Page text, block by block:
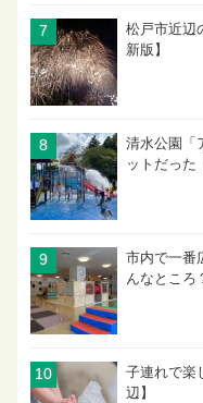
松戸市近辺
新版】
清水公園「
ットだった
市内で一番
んなところ
子連れで楽
辺】